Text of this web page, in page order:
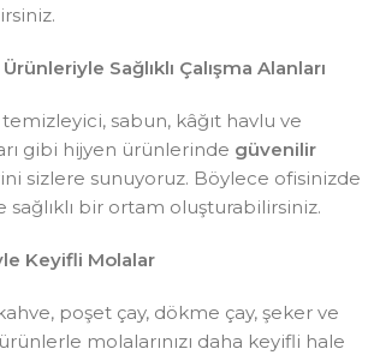
Sağlıklı Çalışma Alanları
sabun, kâğıt havlu ve
gibi hijyen ürünlerinde güvenilir
sizlere sunuyoruz. Böylece ofisinizde
bir ortam oluşturabilirsiniz.
Keyifli Molalar
poşet çay, dökme çay, şeker ve
molalarınızı daha keyifli hale